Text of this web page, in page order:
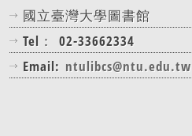
國立臺灣大學圖書館
Tel：
02-33662334
Email: ntulibcs@ntu.edu.tw